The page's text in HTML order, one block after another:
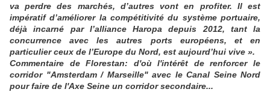
va perdre des marchés, d’autres vont en profiter. Il est
impératif d’améliorer la compétitivité du système portuaire,
déjà incarné par l’alliance Haropa depuis 2012, tant la
concurrence avec les autres ports européens, et en
particulier ceux de l’Europe du Nord, est aujourd’hui vive ».
Commentaire de Florestan: d'où l'intérêt de renforcer le
corridor "Amsterdam / Marseille" avec le Canal Seine Nord
pour faire de l'Axe Seine un corridor secondaire...